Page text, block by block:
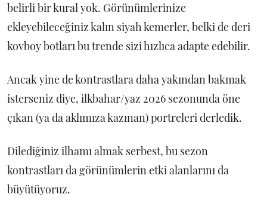
belirli bir kural yok. Görünümlerinize
ekleyebileceğiniz kalın siyah kemerler, belki de deri
kovboy botları bu trende sizi hızlıca adapte edebilir.
Ancak yine de kontrastlara daha yakından bakmak
isterseniz diye, ilkbahar/yaz 2026 sezonunda öne
çıkan (ya da aklımıza kazınan) portreleri derledik.
Dilediğiniz ilhamı almak serbest, bu sezon
kontrastları da görünümlerin etki alanlarını da
büyütüyoruz.